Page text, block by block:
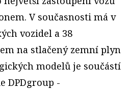
V současnosti má v
vozidel a 38
na stlačený zemní plyn
modelů je součástí
DPDgroup -